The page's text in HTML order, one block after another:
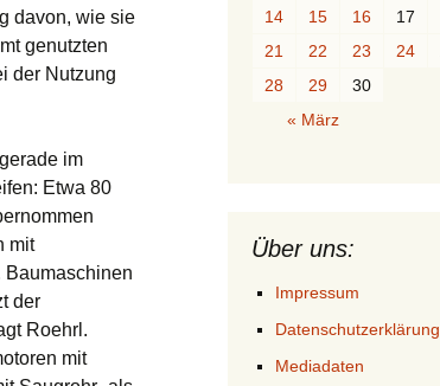
davon, wie sie
genutzten
der Nutzung
im
Etwa 80
mit
Baumaschinen
der
Roehrl.
mit
14
15 16 17
21
22 23 24
28
29
30
« März
Über uns:
Impressum
Datenschutzerklärung
Mediadaten